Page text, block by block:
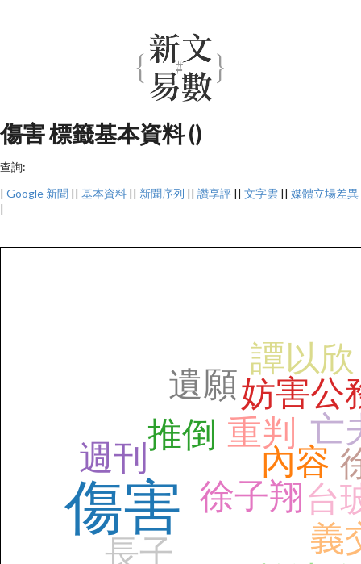
傷害 標籤基本資料 ()
查詢:
| Google 新聞 || 基本資料 || 新聞序列 || 讚享評 || 文字雲 || 媒體立場差異
|
傷害
內容
義
推倒
妨害公
重判
週刊
亡
徐子翔 台
遺願
長子
譚以欣